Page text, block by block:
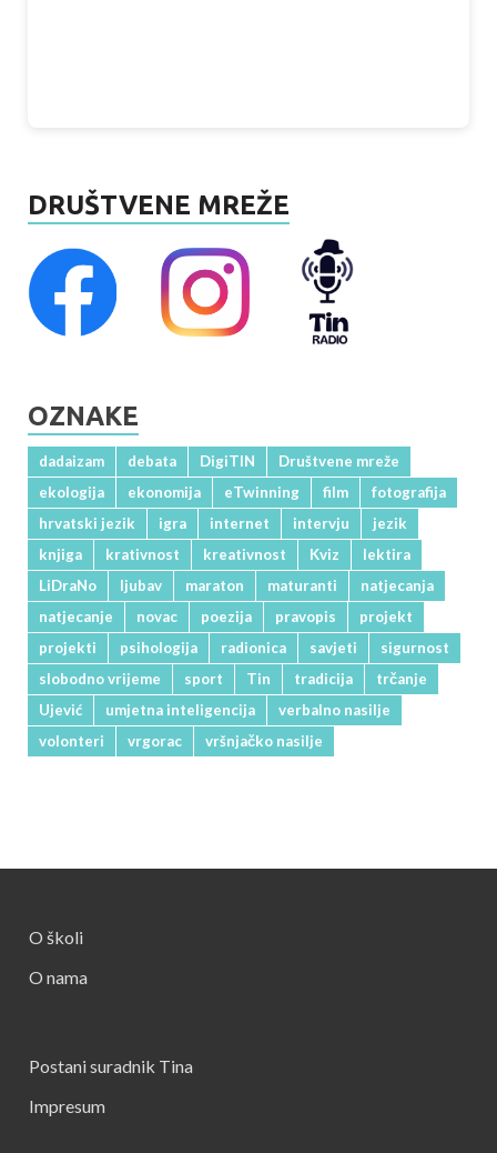
DRUŠTVENE MREŽE
OZNAKE
dadaizam debata DigiTIN
Društvene mreže
ekologija
ekonomija eTwinning film
fotografija
hrvatski jezik
igra internet intervju
jezik
knjiga
krativnost kreativnost Kviz
lektira
LiDraNo
ljubav maraton maturanti
natjecanja
natjecanje
novac poezija pravopis
projekt
projekti
psihologija radionica savjeti
sigurnost
slobodno vrijeme
sport Tin tradicija
trčanje
Ujević
umjetna inteligencija
verbalno nasilje
volonteri
vrgorac vršnjačko nasilje
O školi
O nama
Postani suradnik Tina
Impresum